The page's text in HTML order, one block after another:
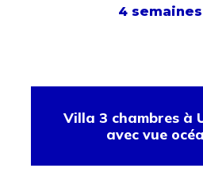
4 semaines
Villa 3 chambres à
avec vue